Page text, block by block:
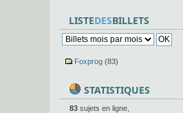
LISTEDESBILLETS
Foxprog (83)
STATISTIQUES
83 sujets en ligne,